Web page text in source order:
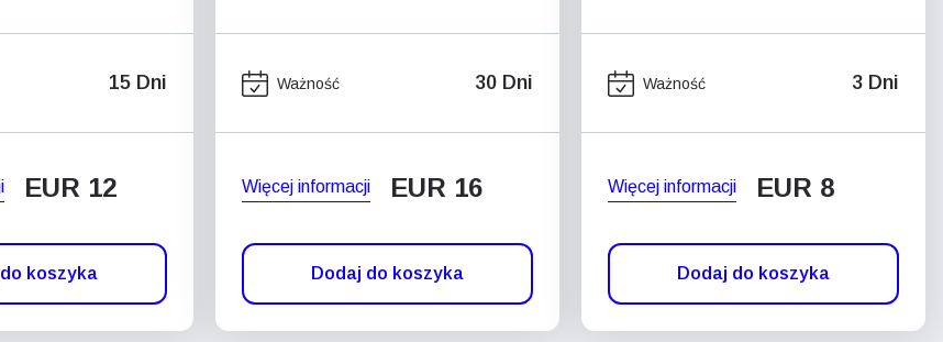
15 Dni
EUR 12
koszyka
Ważność 30 Dni
Więcej informacji EUR 16
Dodaj do koszyka
Ważność 3 Dni
Więcej informacji EUR 8
Dodaj do koszyka